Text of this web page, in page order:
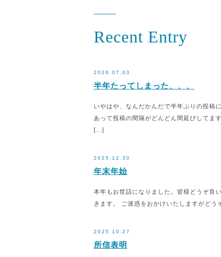
Recent Entry
2026.07.03
半年たってしまった、、、
いやはや、なんだかんだで半年ぶりの投稿
あって投稿の間隔がどんどん間延びしてま
[…]
2025.12.30
年末年始
本年もお世話になりました。皆様どうぞ
きます。 ご迷惑をおかけいたしますがど
2025.10.27
所信表明